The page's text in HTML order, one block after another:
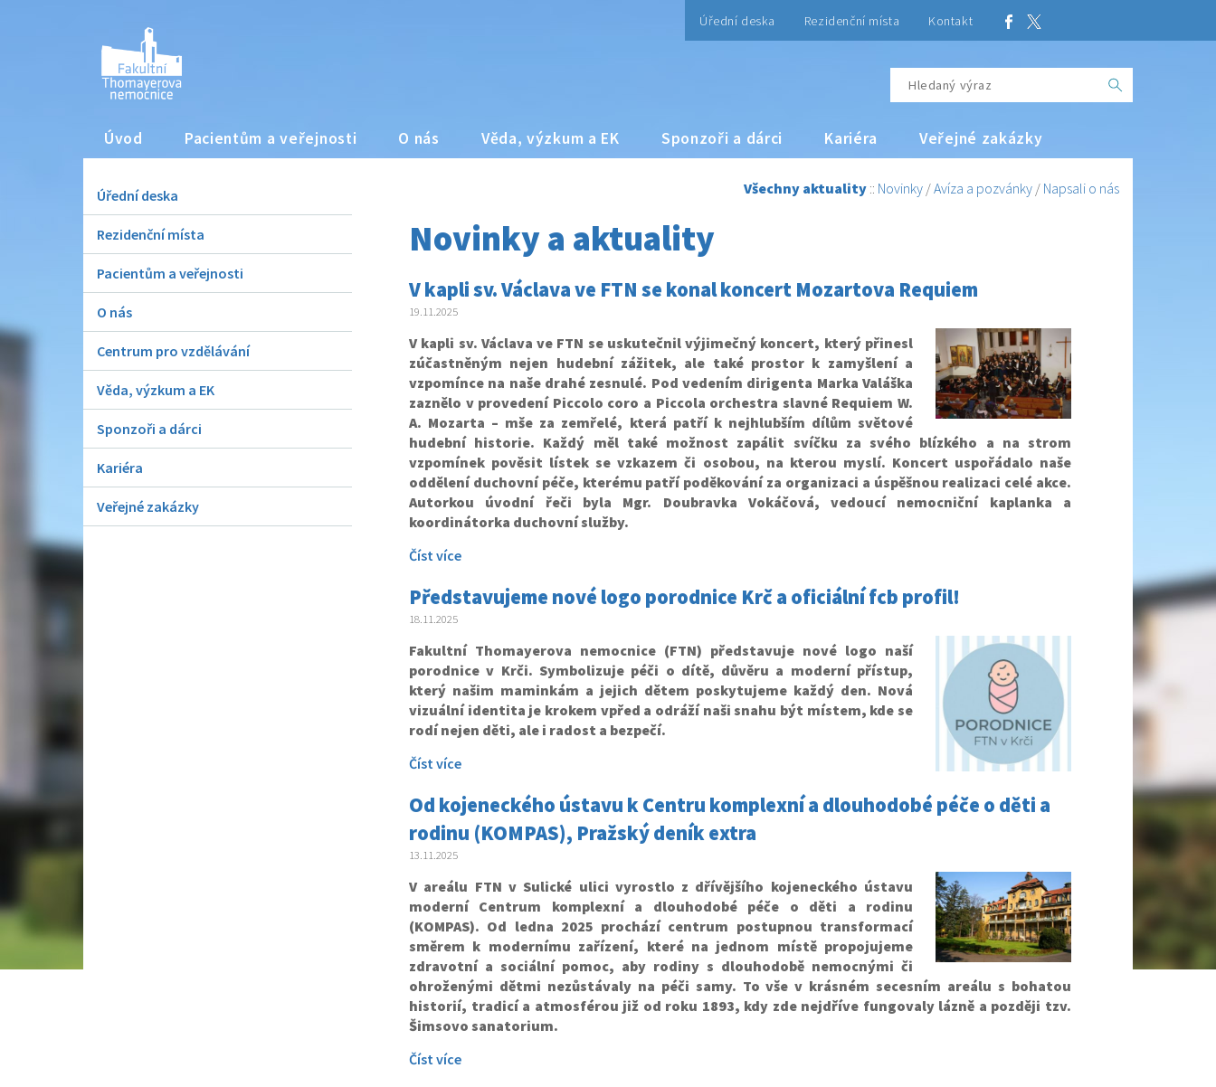
Úřední deska Rezidenční místa Kontakt
Úvod Pacientům a veřejnosti O nás Věda, výzkum a EK Sponzoři a dárci Kariéra Veřejné zakázky
Úřední deska
Rezidenční místa
Pacientům a veřejnosti
O nás
Centrum pro vzdělávání
Věda, výzkum a EK
Sponzoři a dárci
Kariéra
Veřejné zakázky
Všechny aktuality :: Novinky /Avíza a pozvánky / Napsali o nás
Novinky a aktuality
V kapli sv. Václava ve FTN se konal koncert Mozartova Requiem
19.11.2025
V kapli sv. Václava ve FTN se uskutečnil výjimečný koncert, který přinesl
zúčastněným nejen hudební zážitek, ale také prostor k zamyšlení a
vzpomínce na naše drahé zesnulé. Pod vedením dirigenta Marka Valáška
zaznělo v provedení Piccolo coro a Piccola orchestra slavné Requiem W.
A. Mozarta – mše za zemřelé, která patří k nejhlubším dílům světové
hudební historie. Každý měl také možnost zapálit svíčku za svého blízkého a na strom
vzpomínek pověsit lístek se vzkazem či osobou, na kterou myslí. Koncert uspořádalo naše
oddělení duchovní péče, kterému patří poděkování za organizaci a úspěšnou realizaci celé akce.
Autorkou úvodní řeči byla Mgr. Doubravka Vokáčová, vedoucí nemocniční kaplanka a
koordinátorka duchovní služby.
Číst více
Představujeme nové logo porodnice Krč a oficiální fcb profil!
18.11.2025
Fakultní Thomayerova nemocnice (FTN) představuje nové logo naší
porodnice v Krči. Symbolizuje péči o dítě, důvěru a moderní přístup,
který našim maminkám a jejich dětem poskytujeme každý den. Nová
vizuální identita je krokem vpřed a odráží naši snahu být místem, kde se
rodí nejen děti, ale i radost a bezpečí.
Číst více
Od kojeneckého ústavu k Centru komplexní a dlouhodobé péče o děti a
rodinu (KOMPAS), Pražský deník extra
13.11.2025
V areálu FTN v Sulické ulici vyrostlo z dřívějšího kojeneckého ústavu
moderní Centrum komplexní a dlouhodobé péče o děti a rodinu
(KOMPAS). Od ledna 2025 prochází centrum postupnou transformací
směrem k modernímu zařízení, které na jednom místě propojujeme
zdravotní a sociální pomoc, aby rodiny s dlouhodobě nemocnými či
ohroženými dětmi nezůstávaly na péči samy. To vše v krásném secesním areálu s bohatou
historií, tradicí a atmosférou již od roku 1893, kdy zde nejdříve fungovaly lázně a později tzv.
Šimsovo sanatorium.
Číst více